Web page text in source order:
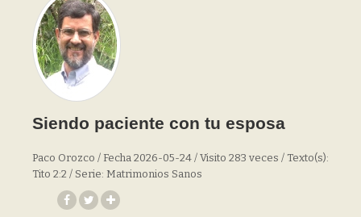
Siendo paciente con tu esposa
Paco Orozco / Fecha 2026-05-24 / Visito 283 veces / Texto(s):
Tito 2:2 / Serie: Matrimonios Sanos